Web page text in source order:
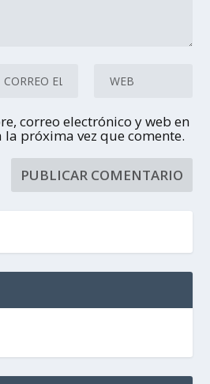
correo electrónico y web en
próxima vez que comente.